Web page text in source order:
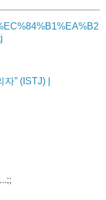
” (ISTJ) |